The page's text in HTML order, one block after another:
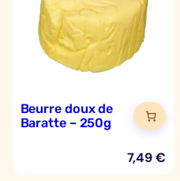
Beurre doux de
Baratte – 250g
7,49€